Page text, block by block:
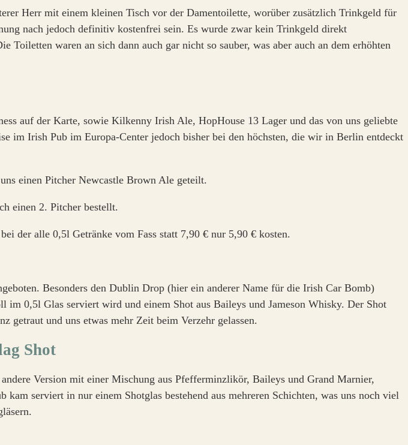
Herr mit einem kleinen Tisch vor der Damentoilette, worüber zusätzlich Trinkgeld für
nach jedoch definitiv kostenfrei sein. Es wurde zwar kein Trinkgeld direkt
Toiletten waren an sich dann auch gar nicht so sauber, was aber auch an dem erhöhten
auf der Karte, sowie Kilkenny Irish Ale, HopHouse 13 Lager und das von uns geliebte
im Irish Pub im Europa-Center jedoch bisher bei den höchsten, die wir in Berlin entdeckt
einen Pitcher Newcastle Brown Ale geteilt.
einen 2. Pitcher bestellt.
der alle 0,5l Getränke vom Fass statt 7,90 € nur 5,90 € kosten.
Besonders den Dublin Drop (hier ein anderer Name für die Irish Car Bomb)
0,5l Glas serviert wird und einem Shot aus Baileys und Jameson Whisky. Der Shot
getraut und uns etwas mehr Zeit beim Verzehr gelassen.
Version mit einer Mischung aus Pfefferminzlikör, Baileys und Grand Marnier,
serviert in nur einem Shotglas bestehend aus mehreren Schichten, was uns noch viel